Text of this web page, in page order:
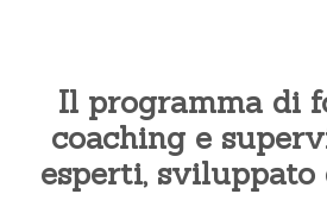
Il programma di
coaching e
esperti,